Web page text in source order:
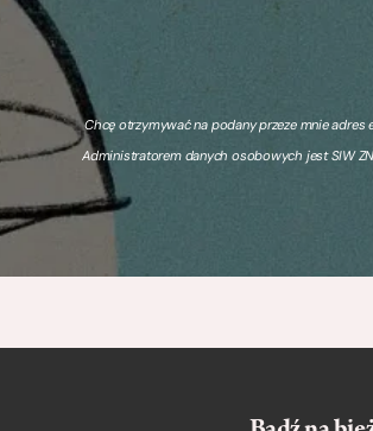
Chcę otrzymywać na podany przeze mnie
Administratorem danych osobowych jest SIW